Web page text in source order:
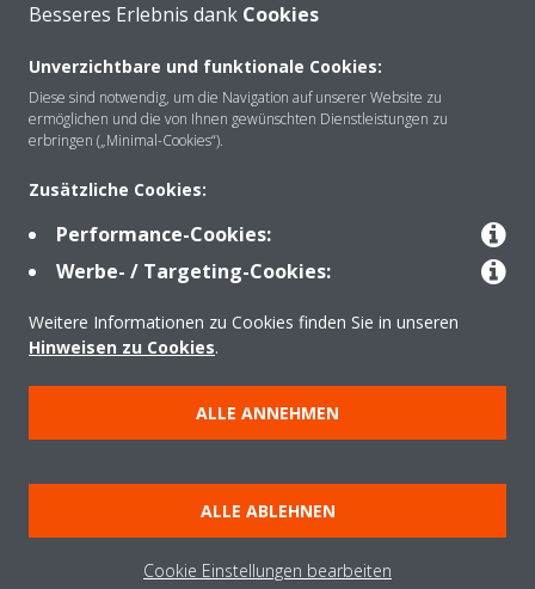
Über Daikin
Kontakt
Produkte
Copyright © Daikin
Impressum
Hinweis zu Cookies
Datenschutzerklärung
Unternehmensethik
AGB
Besseres Erlebnis dank Cookies
Unverzichtbare und funktionale Cookies:
Diese sind notwendig, um die Navigation auf unserer Website zu
ermöglichen und die von Ihnen gewünschten Dienstleistungen zu
erbringen („Minimal-Cookies“).
Zusätzliche Cookies:
Performance-Cookies:
Werbe- / Targeting-Cookies:
Weitere Informationen zu Cookies finden Sie in unseren
Hinweisen zu Cookies.
ALLE ANNEHMEN
ALLE ABLEHNEN
Cookie Einstellungen bearbeiten